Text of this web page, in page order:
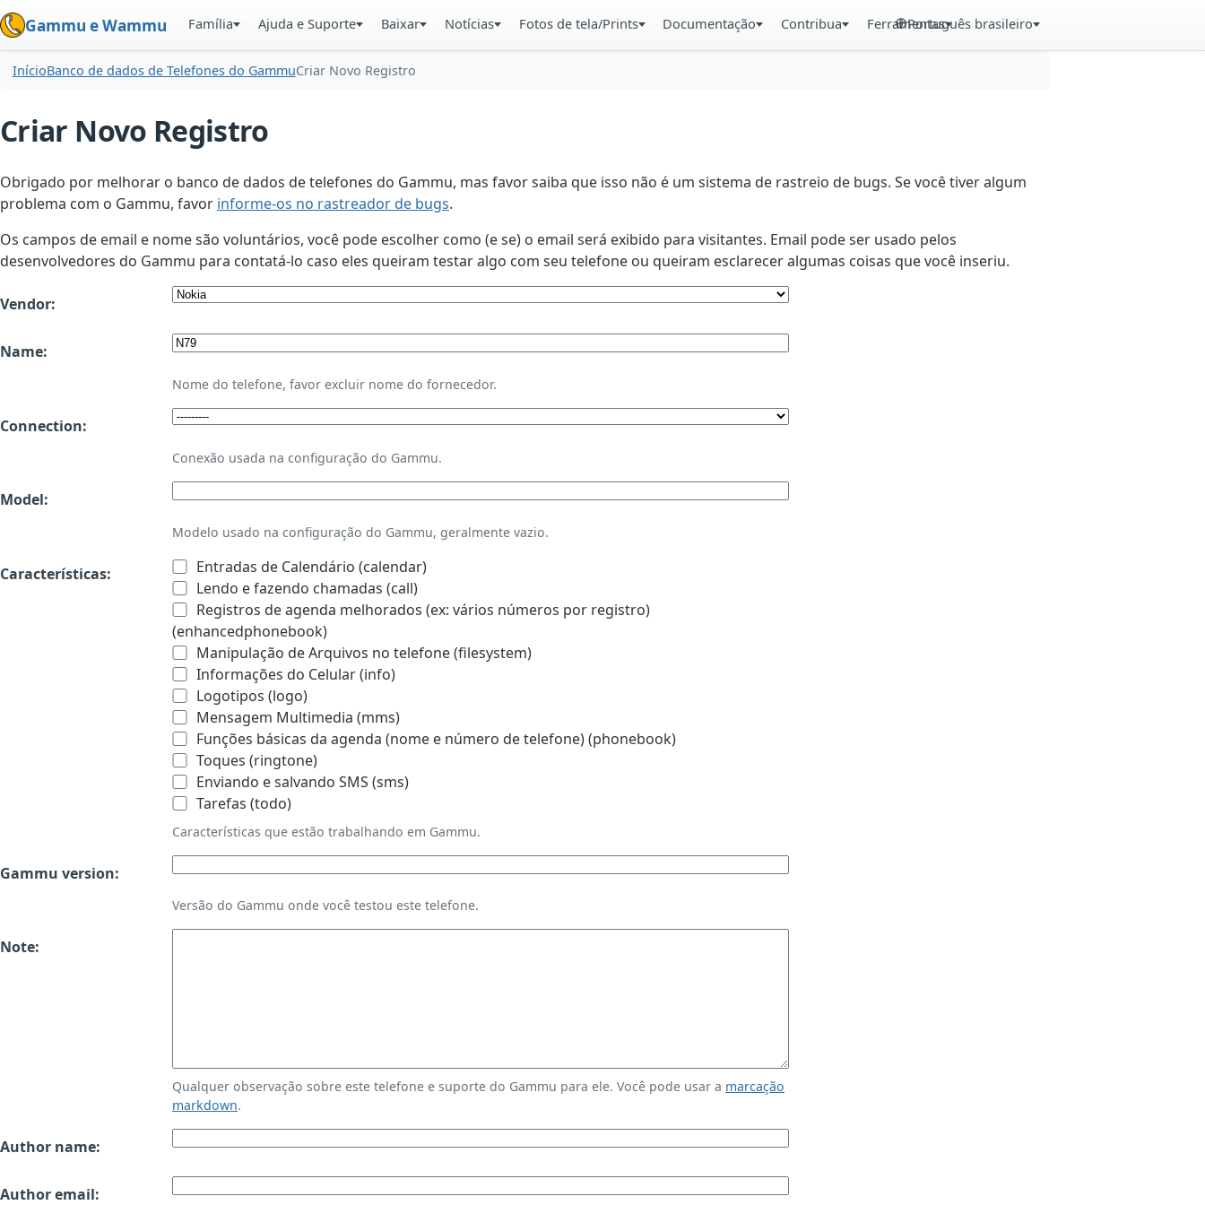
Gammu e Wammu Família Ajuda e Suporte Baixar Notícias Fotos de tela/Prints Documentação Contribua FerramentasPortuguês brasileiro
InícioBanco de dados de Telefones do GammuCriar Novo Registro
Criar Novo Registro
Obrigado por melhorar o banco de dados de telefones do Gammu, mas favor saiba que isso não é um sistema de rastreio de bugs. Se você tiver algum
problema com o Gammu, favor informe-os no rastreador de bugs.
Os campos de email e nome são voluntários, você pode escolher como (e se) o email será exibido para visitantes. Email pode ser usado pelos
desenvolvedores do Gammu para contatá-lo caso eles queiram testar algo com seu telefone ou queiram esclarecer algumas coisas que você inseriu.
Vendor:
Name:
Nome do telefone, favor excluir nome do fornecedor.
Connection:
Conexão usada na configuração do Gammu.
Model:
Modelo usado na configuração do Gammu, geralmente vazio.
Características:
Entradas de Calendário (calendar)
Lendo e fazendo chamadas (call)
Registros de agenda melhorados (ex: vários números por registro)
(enhancedphonebook)
Manipulação de Arquivos no telefone (filesystem)
Informações do Celular (info)
Logotipos (logo)
Mensagem Multimedia (mms)
Funções básicas da agenda (nome e número de telefone) (phonebook)
Toques (ringtone)
Enviando e salvando SMS (sms)
Tarefas (todo)
Características que estão trabalhando em Gammu.
Gammu version:
Versão do Gammu onde você testou este telefone.
Note:
Qualquer observação sobre este telefone e suporte do Gammu para ele. Você pode usar a marcação
markdown.
Author name:
Author email: